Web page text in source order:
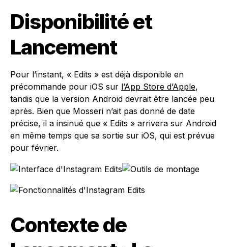
Disponibilité et
Lancement
Pour l’instant, « Edits » est déjà disponible en
précommande pour iOS sur l’App Store d’Apple,
tandis que la version Android devrait être lancée peu
après. Bien que Mosseri n’ait pas donné de date
précise, il a insinué que « Edits » arrivera sur Android
en même temps que sa sortie sur iOS, qui est prévue
pour février.
Contexte de